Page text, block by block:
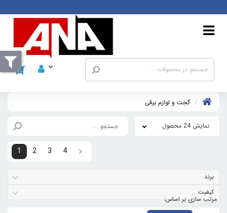
گجت و لوازم برقی
نمایش 24 محصول
1 2 3 4
برند
کیفیت